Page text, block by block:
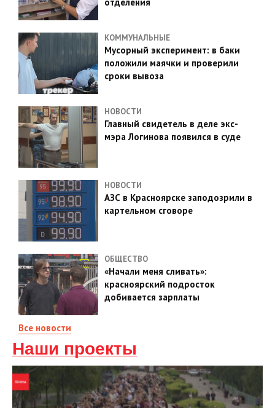
КОММУНАЛЬНЫЕ
Мусорный эксперимент: в баки
положили маячки и проверили
сроки вывоза
НОВОСТИ
Главный свидетель в деле экс-
мэра Логинова появился в суде
НОВОСТИ
АЗС в Красноярске заподозрили в
картельном сговоре
ОБЩЕСТВО
«Начали меня сливать»:
красноярский подросток
добивается зарплаты
Все новости
Наши проекты